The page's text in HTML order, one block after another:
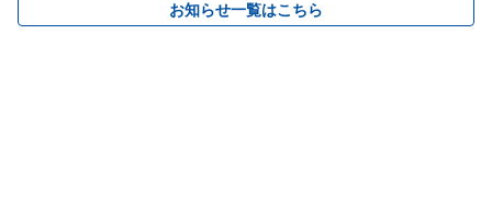
お知らせ一覧はこちら